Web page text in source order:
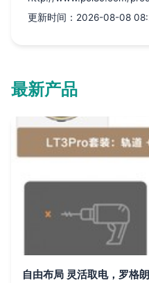
更新时间：2026-08-08
最新产品
自由布局 灵活取电，罗格